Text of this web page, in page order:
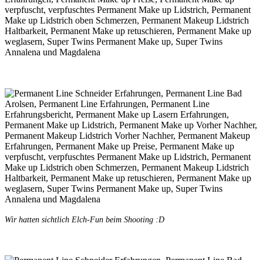
Wir hatten sichtlich Elch-Fun beim Shooting :D